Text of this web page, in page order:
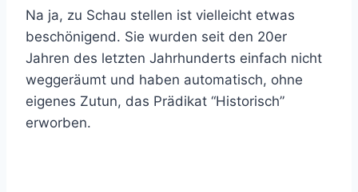
Na ja, zu Schau stellen ist vielleicht etwas
beschönigend. Sie wurden seit den 20er
Jahren des letzten Jahrhunderts einfach nicht
weggeräumt und haben automatisch, ohne
eigenes Zutun, das Prädikat “Historisch”
erworben.